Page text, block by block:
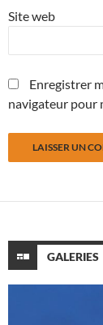
Site web
Enregistrer
navigateur pour
GALERIES